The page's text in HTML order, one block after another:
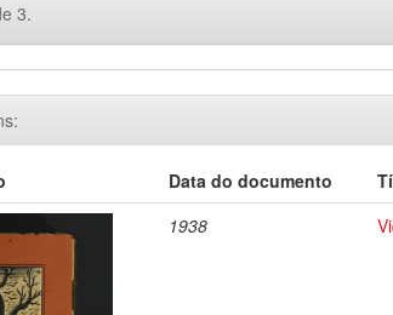
3.
Data do documento
1938